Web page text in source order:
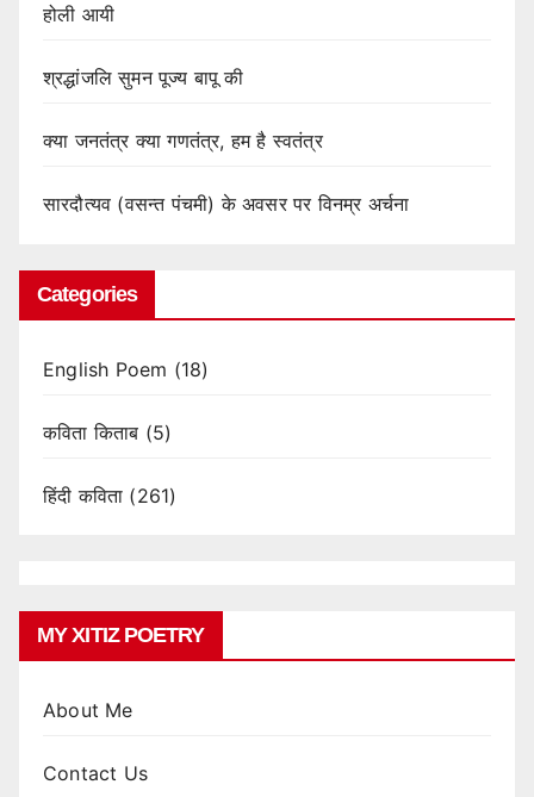
होली आयी
श्रद्धांजलि सुमन पूज्य बापू की
क्या जनतंत्र क्या गणतंत्र, हम है स्वतंत्र
सारदौत्यव (वसन्त पंचमी) के अवसर पर विनम्र अर्चना
Categories
English Poem (18)
कविता किताब (5)
हिंदी कविता (261)
MY XITIZ POETRY
About Me
Contact Us